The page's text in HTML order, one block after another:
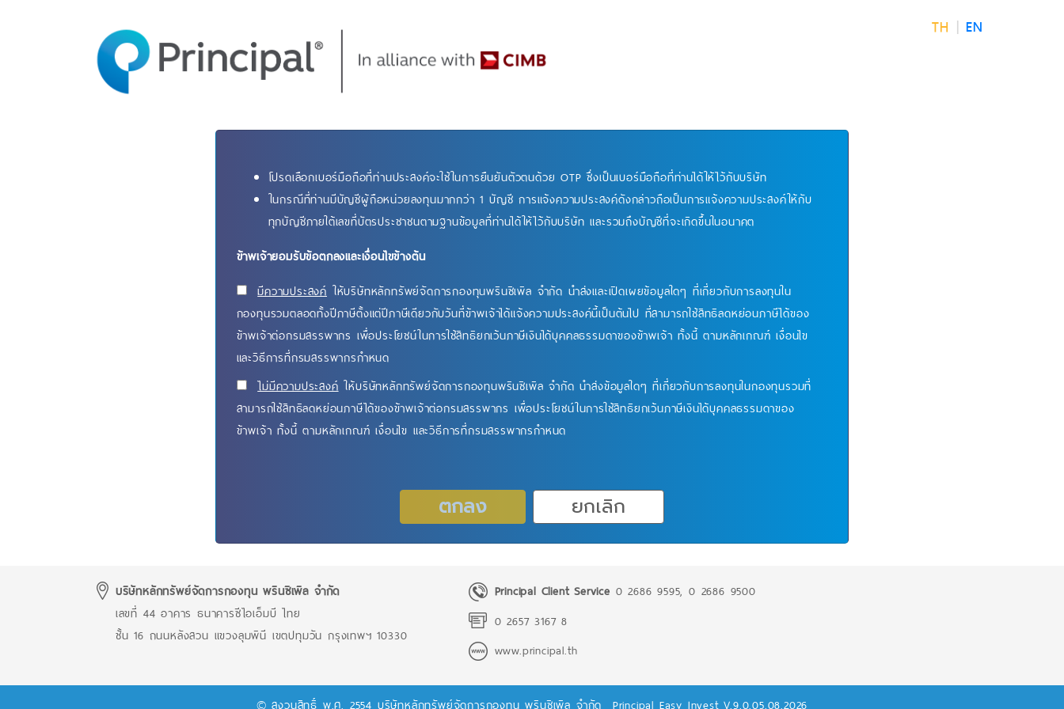
TH | EN
โปรดเลือกเบอร์มือถือที่ท่านประสงค์จะใช้ในการยืนยันตัวตนด้วย OTP ซึ่งเป็นเบอร์มือถือที่ท่านได้ให้ไว้กับบริษัท
ในกรณีที่ท่านมีบัญชีผู้ถือหน่วยลงทุนมากกว่า 1 บัญชี การแจ้งความประสงค์ดังกล่าวถือเป็นการแจ้งความประสงค์ให้กับ
ทุกบัญชีภายใต้เลขที่บัตรประชาชนตามฐานข้อมูลที่ท่านได้ให้ไว้กับบริษัท และรวมถึงบัญชีที่จะเกิดขึ้นในอนาคต
ข้าพเจ้ายอมรับข้อตกลงและเงื่อนไขข้างต้น
มีความประสงค์ ให้บริษัทหลักทรัพย์จัดการกองทุนพรินซิเพิล จำกัด นำส่งและเปิดเผยข้อมูลใดๆ ที่เกี่ยวกับการลงทุนใน
กองทุนรวมตลอดทั้งปีภาษีตั้งแต่ปีภาษีเดียวกับวันที่ข้าพเจ้าได้แจ้งความประสงค์นี้เป็นต้นไป ที่สามารถใช้สิทธิลดหย่อนภาษีได้ของ
ข้าพเจ้าต่อกรมสรรพากร เพื่อประโยชน์ในการใช้สิทธิยกเว้นภาษีเงินได้บุคคลธรรมดาของข้าพเจ้า ทั้งนี้ ตามหลักเกณฑ์ เงื่อนไข
และวิธีการที่กรมสรรพากรกำหนด
ไม่มีความประสงค์ให้บริษัทหลักทรัพย์จัดการกองทุนพรินซิเพิล จำกัด นำส่งข้อมูลใดๆ ที่เกี่ยวกับการลงทุนในกองทุนรวมที่
สามารถใช้สิทธิลดหย่อนภาษีได้ของข้าพเจ้าต่อกรมสรรพากร เพื่อประโยชน์ในการใช้สิทธิยกเว้นภาษีเงินได้บุคคลธรรมดาของ
ข้าพเจ้า ทั้งนี้ ตามหลักเกณฑ์ เงื่อนไข และวิธีการที่กรมสรรพากรกำหนด
บริษัทหลักทรัพย์จัดการกองทุน พรินซิเพิล จำกัด
เลขที่ 44 อาคาร ธนาคารซีไอเอ็มบี ไทย
ชั้น 16 ถนนหลังสวน แขวงลุมพินี เขตปทุมวัน กรุงเทพฯ 10330
Principal Client Service 0 2686 9595,0 2686 9500
0 2657 3167 8
www.principal.th